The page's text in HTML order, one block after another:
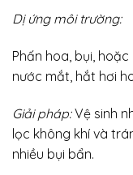
Dị ứng môi trường:
Phấn hoa, bụi,
nước mắt, hắt hơi
Giải pháp:Vệ sinh
lọc không khí và
nhiều bụi bẩn.